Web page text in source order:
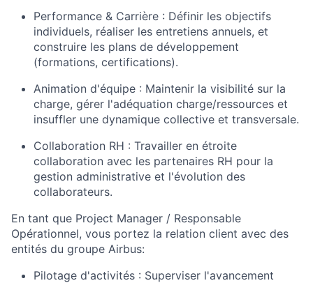
Performance & Carrière : Définir les objectifs
individuels, réaliser les entretiens annuels, et
construire les plans de développement
(formations, certifications).
Animation d'équipe : Maintenir la visibilité sur la
charge, gérer l'adéquation charge/ressources et
insuffler une dynamique collective et transversale.
Collaboration RH : Travailler en étroite
collaboration avec les partenaires RH pour la
gestion administrative et l'évolution des
collaborateurs.
En tant que Project Manager / Responsable
Opérationnel, vous portez la relation client avec des
entités du groupe Airbus:
Pilotage d'activités : Superviser l'avancement